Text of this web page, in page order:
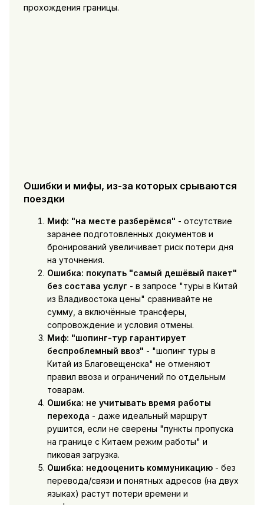
прохождения границы.
Ошибки и мифы, из-за которых срываются
поездки
Миф: "на месте разберёмся" - отсутствие
заранее подготовленных документов и
бронирований увеличивает риск потери дня
на уточнения.
Ошибка: покупать "самый дешёвый пакет"
без состава услуг - в запросе "туры в Китай
из Владивостока цены" сравнивайте не
сумму, а включённые трансферы,
сопровождение и условия отмены.
Миф: "шопинг-тур гарантирует
беспроблемный ввоз" - "шопинг туры в
Китай из Благовещенска" не отменяют
правил ввоза и ограничений по отдельным
товарам.
Ошибка: не учитывать время работы
перехода - даже идеальный маршрут
рушится, если не сверены "пункты пропуска
на границе с Китаем режим работы" и
пиковая загрузка.
Ошибка: недооценить коммуникацию- без
перевода/связи и понятных адресов (на двух
языках) растут потери времени и